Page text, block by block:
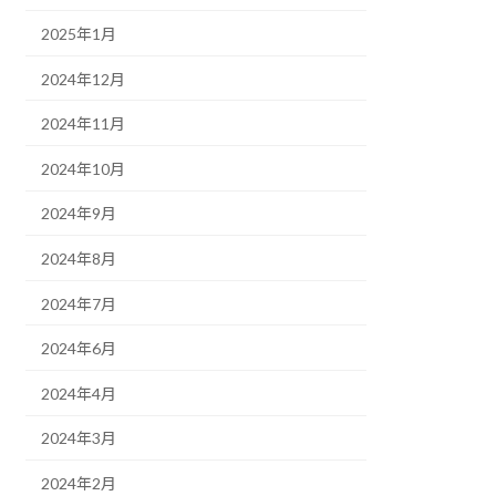
2025年1月
2024年12月
2024年11月
2024年10月
2024年9月
2024年8月
2024年7月
2024年6月
2024年4月
2024年3月
2024年2月